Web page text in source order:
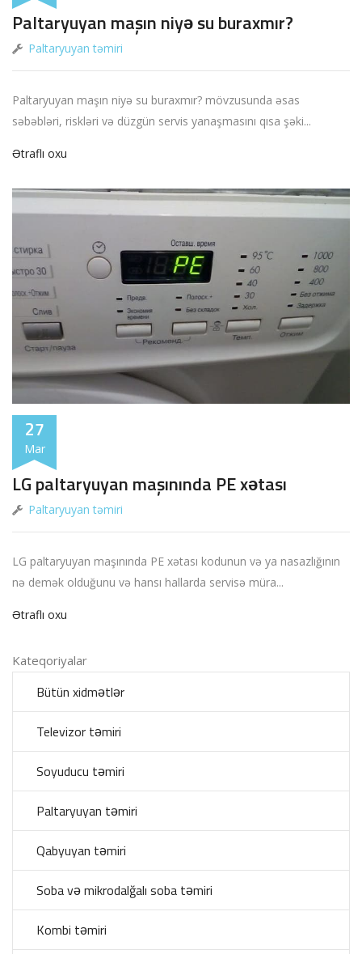
Paltaryuyan maşın niyə su buraxmır?
Paltaryuyan təmiri
Paltaryuyan maşın niyə su buraxmır? mövzusunda əsas
səbəbləri, riskləri və düzgün servis yanaşmasını qısa şəki...
Ətraflı oxu
27
Mar
LG paltaryuyan maşınında PE xətası
Paltaryuyan təmiri
LG paltaryuyan maşınında PE xətası kodunun və ya nasazlığının
nə demək olduğunu və hansı hallarda servisə müra...
Ətraflı oxu
Kateqoriyalar
Bütün xidmətlər
Televizor təmiri
Soyuducu təmiri
Paltaryuyan təmiri
Qabyuyan təmiri
Soba və mikrodalğalı soba təmiri
Kombi təmiri